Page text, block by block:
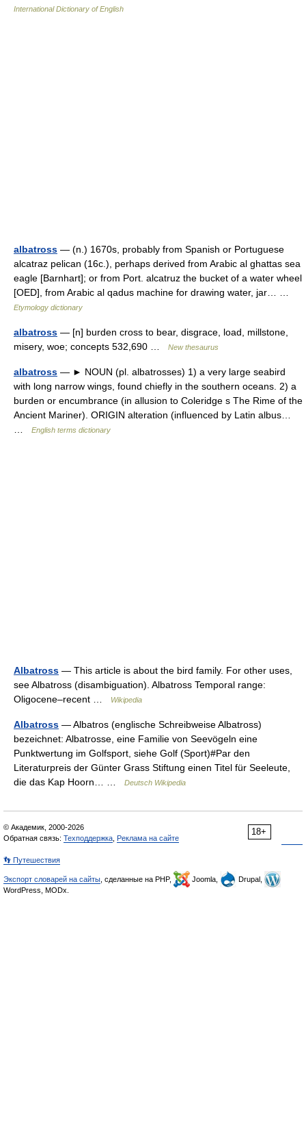
International Dictionary of English
albatross — (n.) 1670s, probably from Spanish or Portuguese
alcatraz pelican (16c.), perhaps derived from Arabic al ghattas sea
eagle [Barnhart]; or from Port. alcatruz the bucket of a water wheel
[OED], from Arabic al qadus machine for drawing water, jar… …
Etymology dictionary
albatross — [n] burden cross to bear, disgrace, load, millstone,
misery, woe; concepts 532,690 …
New thesaurus
albatross — ► NOUN (pl. albatrosses) 1) a very large seabird
with long narrow wings, found chiefly in the southern oceans. 2) a
burden or encumbrance (in allusion to Coleridge s The Rime of the
Ancient Mariner). ORIGIN alteration (influenced by Latin albus…
English terms dictionary
Albatross — This article is about the bird family. For other uses,
see Albatross (disambiguation). Albatross Temporal range:
Oligocene–recent …
Wikipedia
Albatross — Albatros (englische Schreibweise Albatross)
bezeichnet: Albatrosse, eine Familie von Seevögeln eine
Punktwertung im Golfsport, siehe Golf (Sport)#Par den
Literaturpreis der Günter Grass Stiftung einen Titel für Seeleute,
die das Kap Hoorn… …
Deutsch Wikipedia
18+
© Академик, 2000-2026
Обратная связь: Техподдержка Реклама на сайте
👣 Путешествия
Экспорт словарей на сайты , сделанные на PHP, Joomla,
Drupal,
WordPress, MODx.